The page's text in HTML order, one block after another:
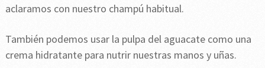
aclaramos con nuestro champú habitual.
También podemos usar la pulpa del aguacate como una
crema hidratante para nutrir nuestras manos y uñas.